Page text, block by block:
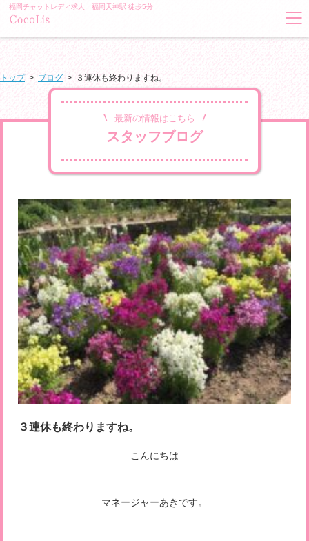
福岡チャットレディ求人 福岡天神駅 徒歩5分
トップ> ブログ > ３連休も終わりますね。
最新の情報はこちら
スタッフブログ
３連休も終わりますね。
こんにちは
マネージャーあきです。